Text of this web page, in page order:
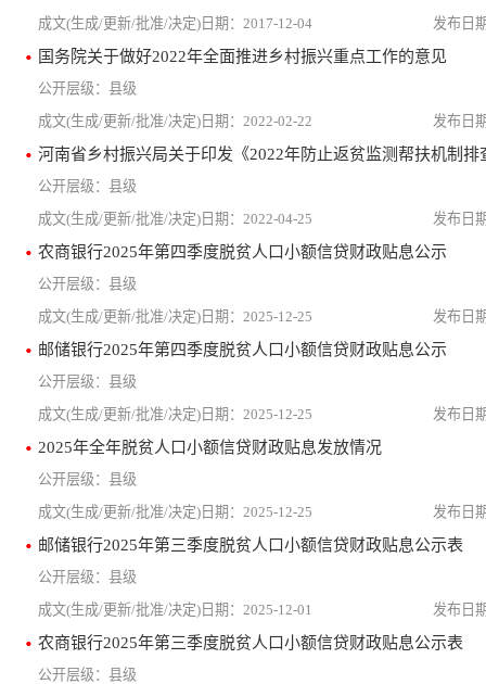
2017-12-04
国务院关于做好2022年全面推进乡村振兴重点工作的意见
县级
2022-02-22
河南省乡村振兴局关于印发《2022年防止返贫监测帮扶机制排
县级
2022-04-25
农商银行2025年第四季度脱贫人口小额信贷财政贴息公示
县级
2025-12-25
邮储银行2025年第四季度脱贫人口小额信贷财政贴息公示
县级
2025-12-25
2025年全年脱贫人口小额信贷财政贴息发放情况
县级
2025-12-25
邮储银行2025年第三季度脱贫人口小额信贷财政贴息公示表
县级
2025-12-01
农商银行2025年第三季度脱贫人口小额信贷财政贴息公示表
县级